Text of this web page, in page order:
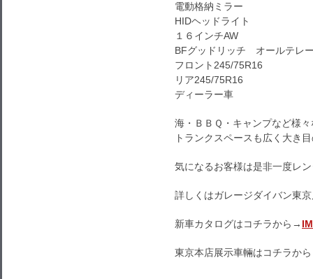
電動格納ミラー
HIDヘッドライト
１６インチAW
BFグッドリッチ オールテレ
フロント245/75R16
リア245/75R16
ディーラー車
海・ＢＢＱ・キャンプなど様
トランクスペースも広く大き
気になるお客様は是非一度レ
詳しくはガレージダイバン東
新車カタログはコチラから→
東京本店展示車輛はコチラか